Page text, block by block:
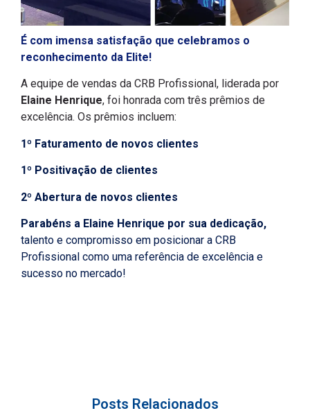
É com imensa satisfação que celebramos o
reconhecimento da Elite!
A equipe de vendas da CRB Profissional, liderada por
Elaine Henrique, foi honrada com três prêmios de
excelência. Os prêmios incluem:
1º Faturamento de novos clientes
1º Positivação de clientes
2º Abertura de novos clientes
Parabéns a Elaine Henrique por sua dedicação,
talento e compromisso em posicionar a CRB
Profissional como uma referência de excelência e
sucesso no mercado!
Posts Relacionados